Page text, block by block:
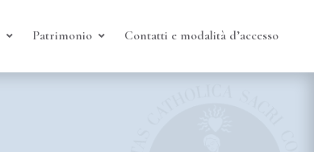
Patrimonio Contatti e modalità d’accesso